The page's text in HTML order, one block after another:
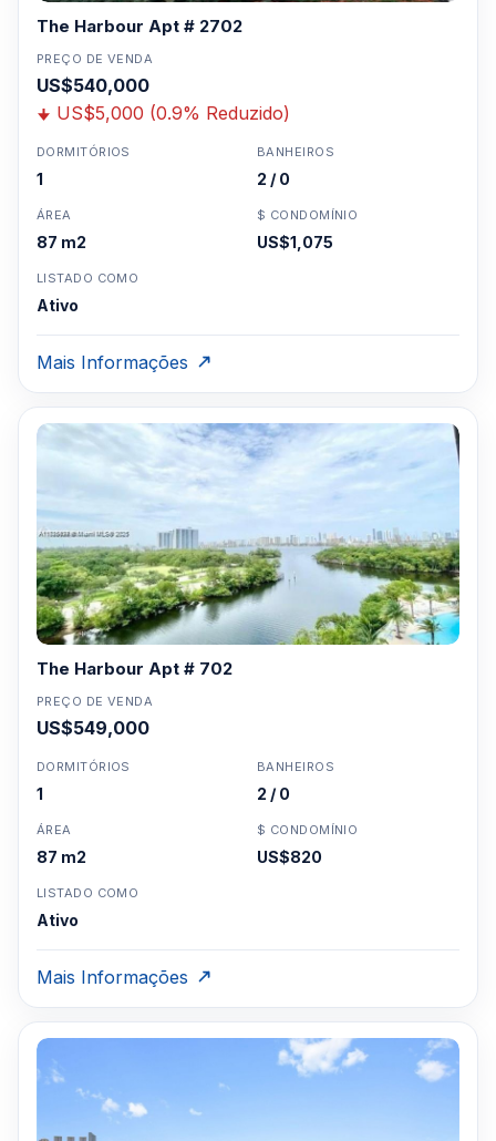
The Harbour Apt # 2702
PREÇO DE VENDA
US$540,000
US$5,000 (0.9% Reduzido)
DORMITÓRIOS
1
BANHEIROS
2 / 0
ÁREA
87 m2
$ CONDOMÍNIO
US$1,075
LISTADO COMO
Ativo
Mais Informações
The Harbour Apt # 702
PREÇO DE VENDA
US$549,000
DORMITÓRIOS
1
BANHEIROS
2 / 0
ÁREA
87 m2
$ CONDOMÍNIO
US$820
LISTADO COMO
Ativo
Mais Informações